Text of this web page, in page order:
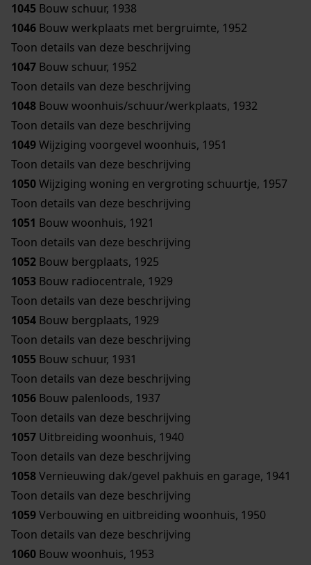
1045 Bouw schuur, 1938
1046 Bouw werkplaats met bergruimte, 1952
Toon details van deze beschrijving
1047 Bouw schuur, 1952
Toon details van deze beschrijving
1048 Bouw woonhuis/schuur/werkplaats, 1932
Toon details van deze beschrijving
1049Wijziging voorgevel woonhuis, 1951
Toon details van deze beschrijving
1050Wijziging woning en vergroting schuurtje, 1957
Toon details van deze beschrijving
1051 Bouw woonhuis, 1921
Toon details van deze beschrijving
1052 Bouw bergplaats, 1925
1053 Bouw radiocentrale, 1929
Toon details van deze beschrijving
1054 Bouw bergplaats, 1929
Toon details van deze beschrijving
1055 Bouw schuur, 1931
Toon details van deze beschrijving
1056 Bouw palenloods, 1937
Toon details van deze beschrijving
1057 Uitbreiding woonhuis, 1940
Toon details van deze beschrijving
1058Vernieuwing dak/gevel pakhuis en garage, 1941
Toon details van deze beschrijving
1059Verbouwing en uitbreiding woonhuis, 1950
Toon details van deze beschrijving
1060 Bouw woonhuis, 1953